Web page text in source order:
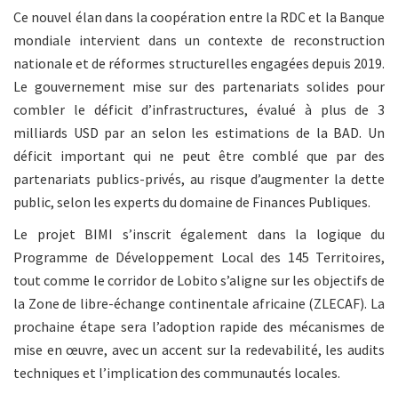
Ce nouvel élan dans la coopération entre la RDC et la Banque
mondiale intervient dans un contexte de reconstruction
nationale et de réformes structurelles engagées depuis 2019.
Le gouvernement mise sur des partenariats solides pour
combler le déficit d’infrastructures, évalué à plus de 3
milliards USD par an selon les estimations de la BAD. Un
déficit important qui ne peut être comblé que par des
partenariats publics-privés, au risque d’augmenter la dette
public, selon les experts du domaine de Finances Publiques.
Le projet BIMI s’inscrit également dans la logique du
Programme de Développement Local des 145 Territoires,
tout comme le corridor de Lobito s’aligne sur les objectifs de
la Zone de libre-échange continentale africaine (ZLECAF). La
prochaine étape sera l’adoption rapide des mécanismes de
mise en œuvre, avec un accent sur la redevabilité, les audits
techniques et l’implication des communautés locales.